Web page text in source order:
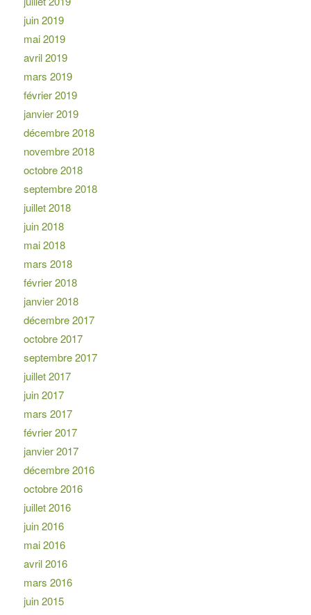
juin 2019
mai 2019
avril 2019
mars 2019
février 2019
janvier 2019
décembre 2018
novembre 2018
octobre 2018
septembre 2018
juillet 2018
juin 2018
mai 2018
mars 2018
février 2018
janvier 2018
décembre 2017
octobre 2017
septembre 2017
juillet 2017
juin 2017
mars 2017
février 2017
janvier 2017
décembre 2016
octobre 2016
juillet 2016
juin 2016
mai 2016
avril 2016
mars 2016
juin 2015